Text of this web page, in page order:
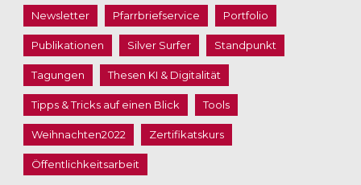
Newsletter Pfarrbriefservice Portfolio
Publikationen Silver Surfer Standpunkt
Tagungen Thesen KI & Digitalität
Tipps & Tricks auf einen Blick Tools
Weihnachten2022 Zertifikatskurs
Öffentlichkeitsarbeit